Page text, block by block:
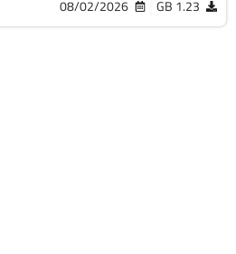
1.23 GB
08/02/2026